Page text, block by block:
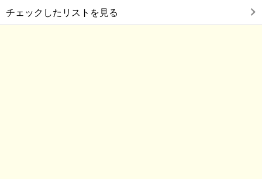
チェックしたリストを見る